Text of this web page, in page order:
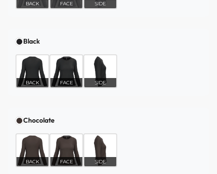
BACK FACE SIDE
Black
BACK FACE SIDE
Chocolate
BACK FACE SIDE